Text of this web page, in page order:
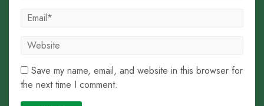
Save my name, email, and website in this browser for
the next time I comment.